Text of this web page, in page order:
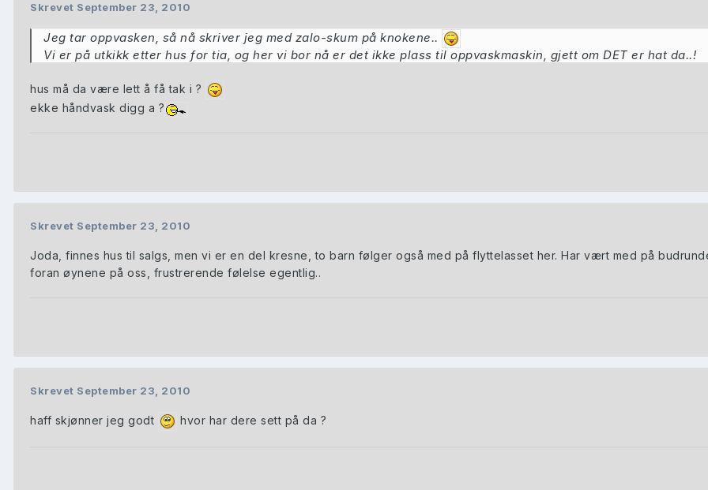
Skrevet September 23, 2010
Jeg tar oppvasken, så nå skriver jeg med zalo-skum på knokene..
Vi er på utkikk etter hus for tia, og her vi bor nå er det ikke plass til oppvaskmaskin, gjett om DET er hat da..!
hus må da være lett å få tak i ?
ekke håndvask digg a ?
Skrevet September 23, 2010
Joda, finnes hus til salgs, men vi er en del kresne, to barn følger også med på flyttelasset her. Har vært med på
foran øynene på oss, frustrerende følelse egentlig..
Skrevet September 23, 2010
haff skjønner jeg godt hvor har dere sett på da ?